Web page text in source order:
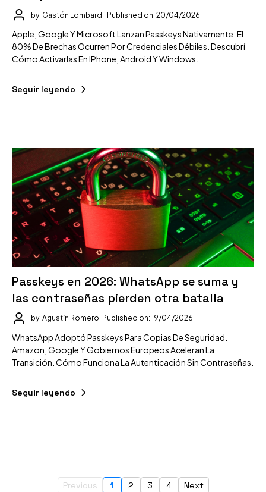
by: Gastón Lombardi Published on: 20/04/2026
Apple, Google Y Microsoft Lanzan Passkeys Nativamente. El
80% De Brechas Ocurren Por Credenciales Débiles. Descubrí
Cómo Activarlas En IPhone, Android Y Windows.
Seguir leyendo
Passkeys en 2026: WhatsApp se suma y
las contraseñas pierden otra batalla
by: Agustín Romero Published on: 19/04/2026
WhatsApp Adoptó Passkeys Para Copias De Seguridad.
Amazon, Google Y Gobiernos Europeos Aceleran La
Transición. Cómo Funciona La Autenticación Sin Contraseñas.
Seguir leyendo
Previous 1 2 3 4 Next